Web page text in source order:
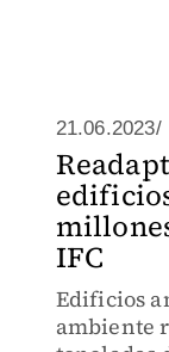
21.06.2023/
IFC
Edificios
ambiente